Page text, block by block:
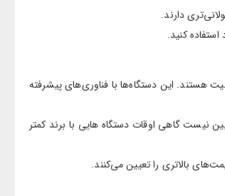
دارند.
هستند. این دستگاه‌ها با فناوری‌های پیشرفته
نیست گاهی اوقات دستگاه هایی با برند کمتر
بالاتری را تعیین می‌کنند.